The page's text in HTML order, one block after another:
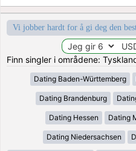
Vi jobber hardt for å gi deg den
Finn singler i områdene:
Dating Baden-Württemberg
Dating Brandenburg
Dating Hessen Dating
Dating Niedersachsen